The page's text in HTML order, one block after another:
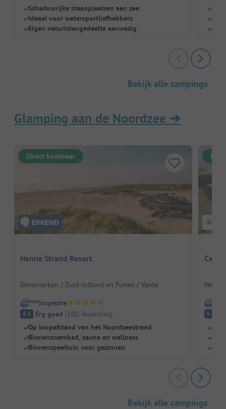
Schaduwrijke staanplaatsen aan zee
Ideaal voor watersportliefhebbers
Eigen naturistengedeelte aanwezig
Bekijk alle campings
Glamping aan de Noordzee ➔
Direct boekbaar
Henne Strand Resort
Denemarken / Zuid-Jutland en Funen / Varde
Inspectie
8.6 Erg goed (100 Recensies)
Op loopafstand van het Noordzeestrand
Binnenzwembad, sauna en wellness
Binnenspeeltuin voor gezinnen
9.3
Bekijk alle campings